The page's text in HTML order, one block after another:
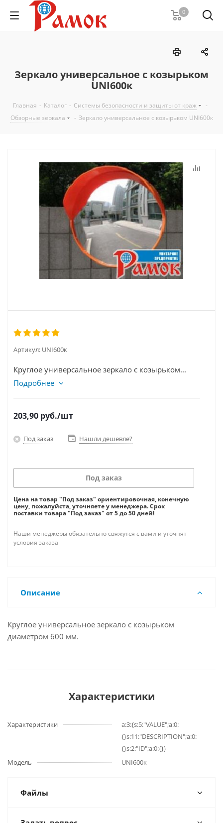
0
Зеркало универсальное с козырьком
UNI600к
Главная - Каталог - Системы безопасности и защиты от краж
-
Обзорные зеркала
- Зеркало универсальное с козырьком UNI600к
Артикул: UNI600к
Круглое универсальное зеркало с козырьком...
Подробнее
203,90 руб./шт
Под заказ Нашли дешевле?
Под заказ
Цена на товар "Под заказ" ориентировочная, конечную
цену, пожалуйста, уточняете у менеджера. Срок
поставки товара "Под заказ" от 5 до 50 дней!
Наши менеджеры обязательно свяжутся с вами и уточнят
условия заказа
Описание
Круглое универсальное зеркало с козырьком
диаметром 600 мм.
Характеристики
Характеристики
a:3:{s:5:"VALUE";a:0:
{}s:11:"DESCRIPTION";a:0:
{}s:2:"ID";a:0:{}}
Модель
UNI600к
Файлы